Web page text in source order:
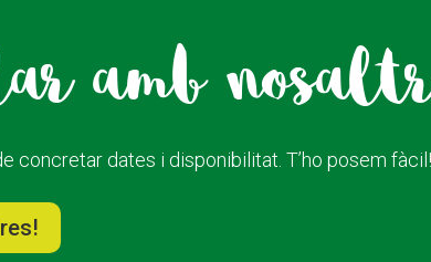
amb
concretar dates i disponibilitat. T’ho posem fàcil!